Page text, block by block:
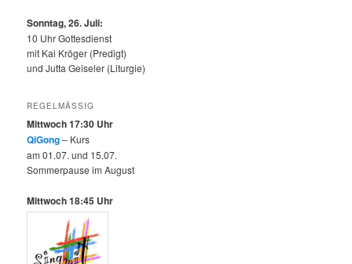
Sonntag, 26. Juli:
10 Uhr Gottesdienst
mit Kai Kröger (Predigt)
und Jutta Geiseler (Liturgie)
REGELMÄSSIG
Mittwoch 17:30 Uhr
QiGong– Kurs
am 01.07. und 15.07.
Sommerpause im August
Mittwoch 18:45 Uhr